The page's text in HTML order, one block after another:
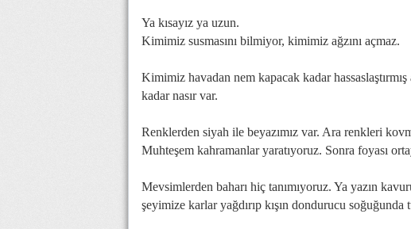
Ya kısayız ya uzun.
Kimimiz susmasını bilmiyor, kimimiz ağzını açmaz.
Kimimiz havadan nem kapacak kadar
kadar nasır var.
Renklerden siyah ile beyazımız var. Ara renkleri
Muhteşem kahramanlar yaratıyoruz. Sonra foyası
Mevsimlerden baharı hiç tanımıyoruz. Ya yazın
şeyimize karlar yağdırıp kışın dondurucu